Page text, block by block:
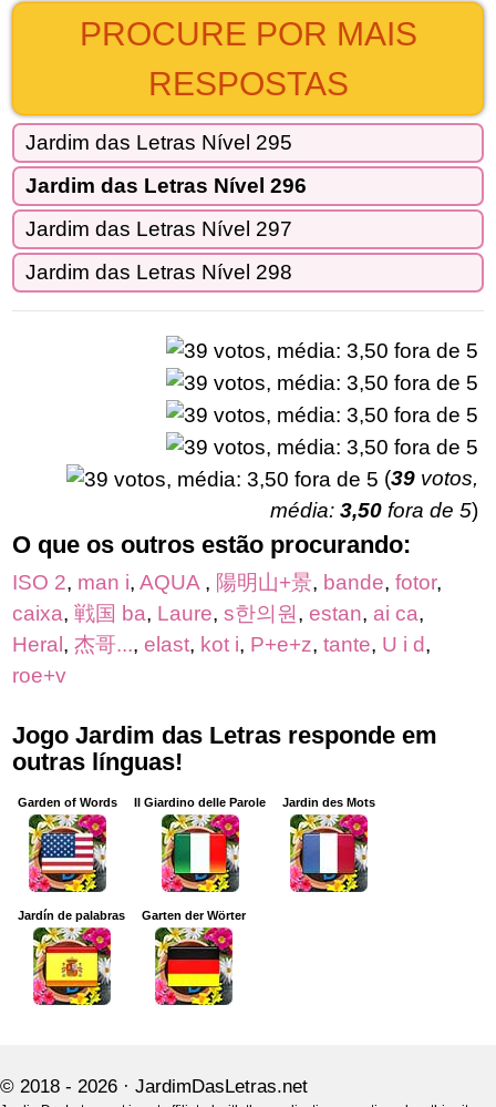
PROCURE POR MAIS
RESPOSTAS
Jardim das Letras Nível 295
Jardim das Letras Nível 296
Jardim das Letras Nível 297
Jardim das Letras Nível 298
(39 votos,
média: 3,50 fora de 5)
O que os outros estão procurando:
ISO 2, man i, AQUA , 陽明山+景, bande, fotor,
caixa, 戦国 ba, Laure, s한의원, estan, ai ca,
Heral, 杰哥..., elast, kot i, P+e+z, tante, U i d,
roe+v
Jogo Jardim das Letras responde em
outras línguas!
Garden of Words Il Giardino delle Parole Jardin des Mots
Jardín de palabras Garten der Wörter
© 2018 - 2026 · JardimDasLetras.net